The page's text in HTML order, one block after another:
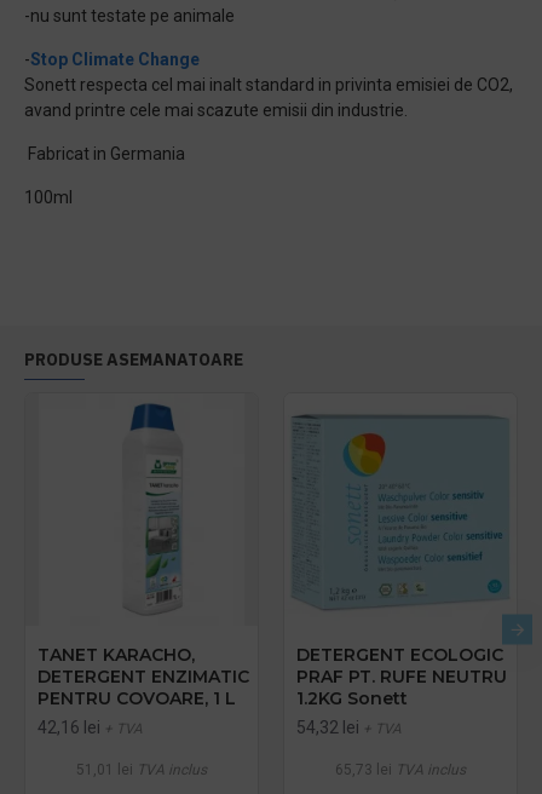
-nu sunt testate pe animale
-Stop Climate Change
Sonett respecta cel mai inalt standard in privinta emisiei de CO2,
avand printre cele mai scazute emisii din industrie.
Fabricat in Germania
100ml
PRODUSE ASEMANATOARE
TANET KARACHO,
DETERGENT ENZIMATIC
PENTRU COVOARE, 1 L
42,16 lei + TVA
51,01 lei TVA inclus
DETERGENT ECOLOGIC
PRAF PT. RUFE NEUTRU
1.2KG Sonett
54,32 lei + TVA
65,73 lei TVA inclus